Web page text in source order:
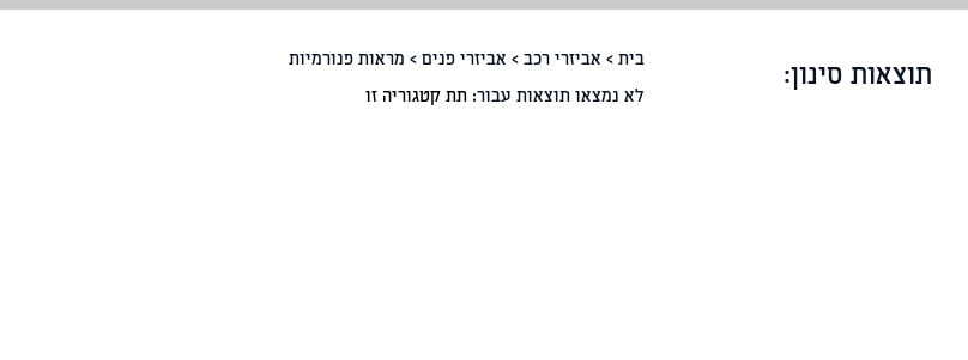
בית > אביזרי רכב > אביזרי פנים > מראות פנורמיות
לא נמצאו תוצאות עבור: תת קטגוריה זו
תוצאות סינון: